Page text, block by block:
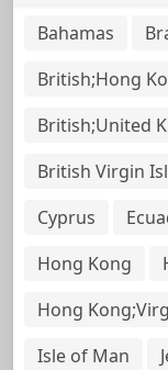
Bahamas
British;Hong
British;United
British Virgin
Cyprus
Hong Kong
Hong
Isle of Man